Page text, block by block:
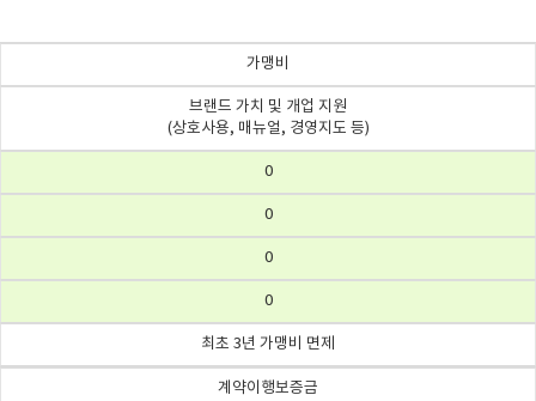
가맹비
브랜드 가치 및 개업 지원
(상호사용, 매뉴얼, 경영지도 등)
0
0
0
0
최초 3년 가맹비 면제
계약이행보증금